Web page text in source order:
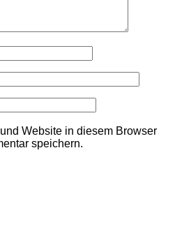
Website in diesem Browser
speichern.